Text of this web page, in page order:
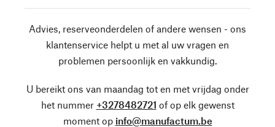
Advies, reserveonderdelen of andere wensen - ons
klantenservice helpt u met al uw vragen en
problemen persoonlijk en vakkundig.
U bereikt ons van maandag tot en met vrijdag onder
het nummer +3278482721 of op elk gewenst
moment op info@manufactum.be